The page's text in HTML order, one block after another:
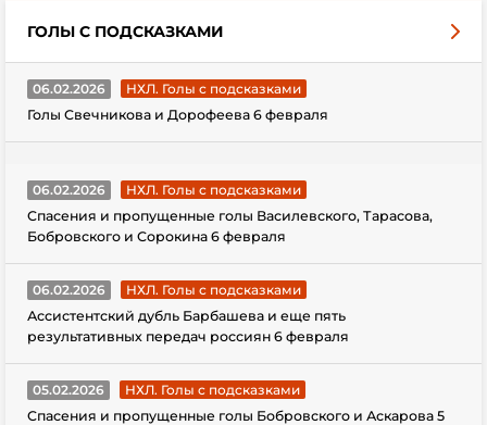
ГОЛЫ С ПОДСКАЗКАМИ
06.02.2026
НХЛ. Голы с подсказками
Голы Свечникова и Дорофеева 6 февраля
06.02.2026
НХЛ. Голы с подсказками
Спасения и пропущенные голы Василевского, Тарасова,
Бобровского и Сорокина 6 февраля
06.02.2026
НХЛ. Голы с подсказками
Ассистентский дубль Барбашева и еще пять
результативных передач россиян 6 февраля
05.02.2026
НХЛ. Голы с подсказками
Спасения и пропущенные голы Бобровского и Аскарова 5